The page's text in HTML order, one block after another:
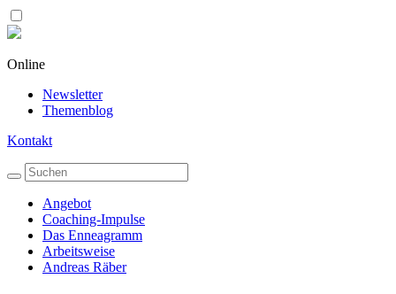
Online
Newsletter
Themenblog
Kontakt
Angebot
Coaching-Impulse
Das Enneagramm
Arbeitsweise
Andreas Räber